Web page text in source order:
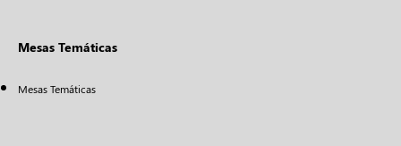
Mesas Temáticas
Mesas Temáticas